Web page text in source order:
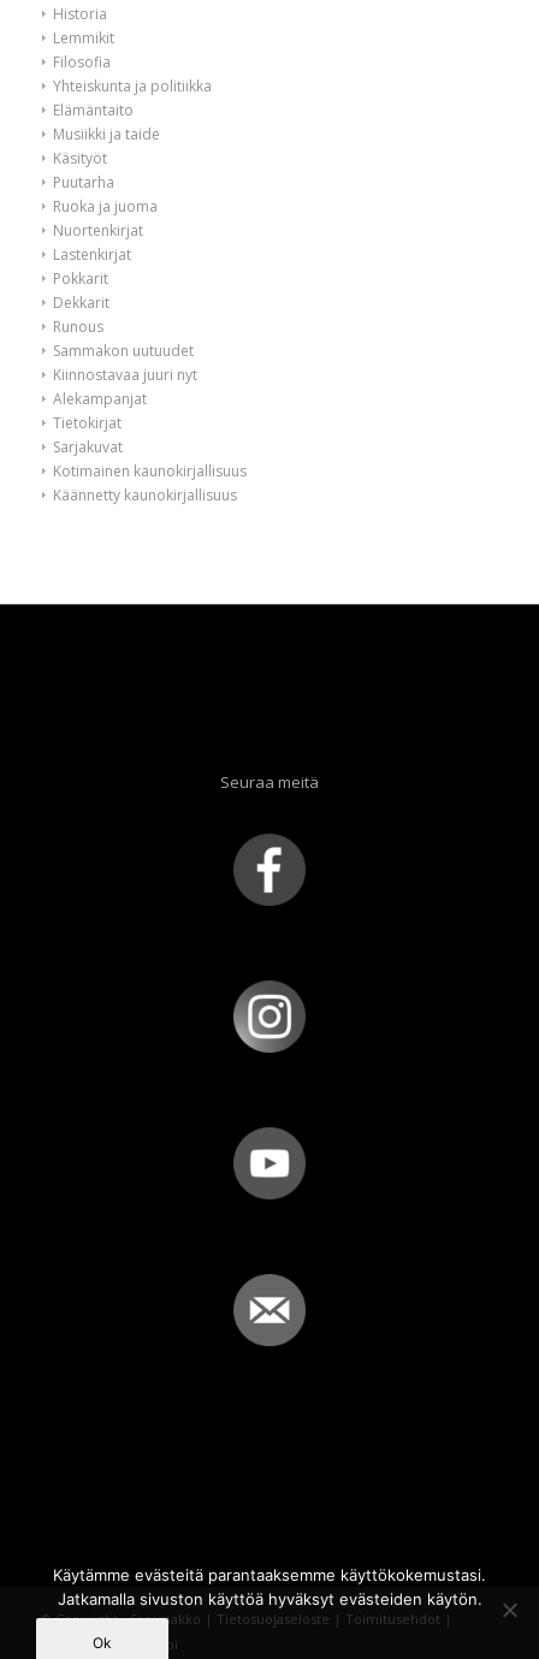
Historia
Lemmikit
Filosofia
Yhteiskunta ja politiikka
Elämäntaito
Musiikki ja taide
Käsityöt
Puutarha
Ruoka ja juoma
Nuortenkirjat
Lastenkirjat
Pokkarit
Dekkarit
Runous
Sammakon uutuudet
Kiinnostavaa juuri nyt
Alekampanjat
Tietokirjat
Sarjakuvat
Kotimainen kaunokirjallisuus
Käännetty kaunokirjallisuus
Seuraa meitä
© Copyright - Sammakko | Tietosuojaseloste | Toimitusehdot |
Powered by
iQWebbi
Käytämme evästeitä parantaaksemme käyttökokemustasi.
Jatkamalla sivuston käyttöä hyväksyt evästeiden käytön.
Ok